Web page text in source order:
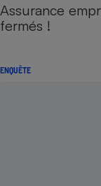
Assurance
fermés !
ENQUÊTE